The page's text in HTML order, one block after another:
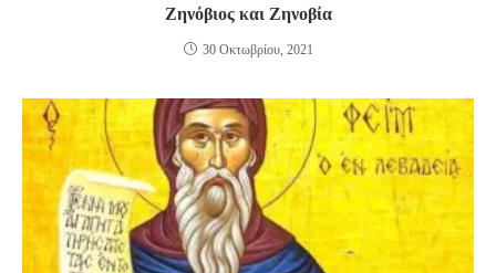
Ζηνόβιος και Ζηνοβία
30 Οκτωβρίου, 2021